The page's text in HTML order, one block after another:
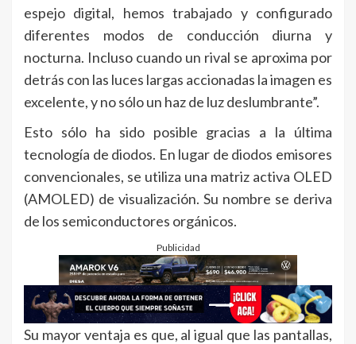
espejo digital, hemos trabajado y configurado
diferentes modos de conducción diurna y
nocturna. Incluso cuando un rival se aproxima por
detrás con las luces largas accionadas la imagen es
excelente, y no sólo un haz de luz deslumbrante”.
Esto sólo ha sido posible gracias a la última
tecnología de diodos. En lugar de diodos emisores
convencionales, se utiliza una matriz activa OLED
(AMOLED) de visualización. Su nombre se deriva
de los semiconductores orgánicos.
Publicidad
Su mayor ventaja es que, al igual que las pantallas,